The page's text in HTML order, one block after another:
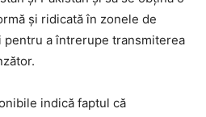
și ridicată în zonele de
a întrerupe transmiterea
indică faptul că